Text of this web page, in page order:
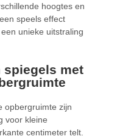
hoogtes en
speels effect
unieke uitstraling
spiegels met
opbergruimte zijn
voor kleine
centimeter telt.